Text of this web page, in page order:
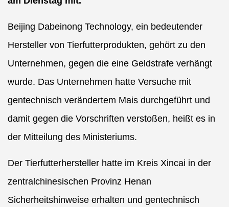
Beijing Dabeinong Technology, ein bedeutender
Hersteller von Tierfutterprodukten, gehört zu den
Unternehmen, gegen die eine Geldstrafe verhängt
wurde. Das Unternehmen hatte Versuche mit
gentechnisch verändertem Mais durchgeführt und
damit gegen die Vorschriften verstoßen, heißt es in
der Mitteilung des Ministeriums.
Der Tierfutterhersteller hatte im Kreis Xincai in der
zentralchinesischen Provinz Henan
Sicherheitshinweise erhalten und gentechnisch